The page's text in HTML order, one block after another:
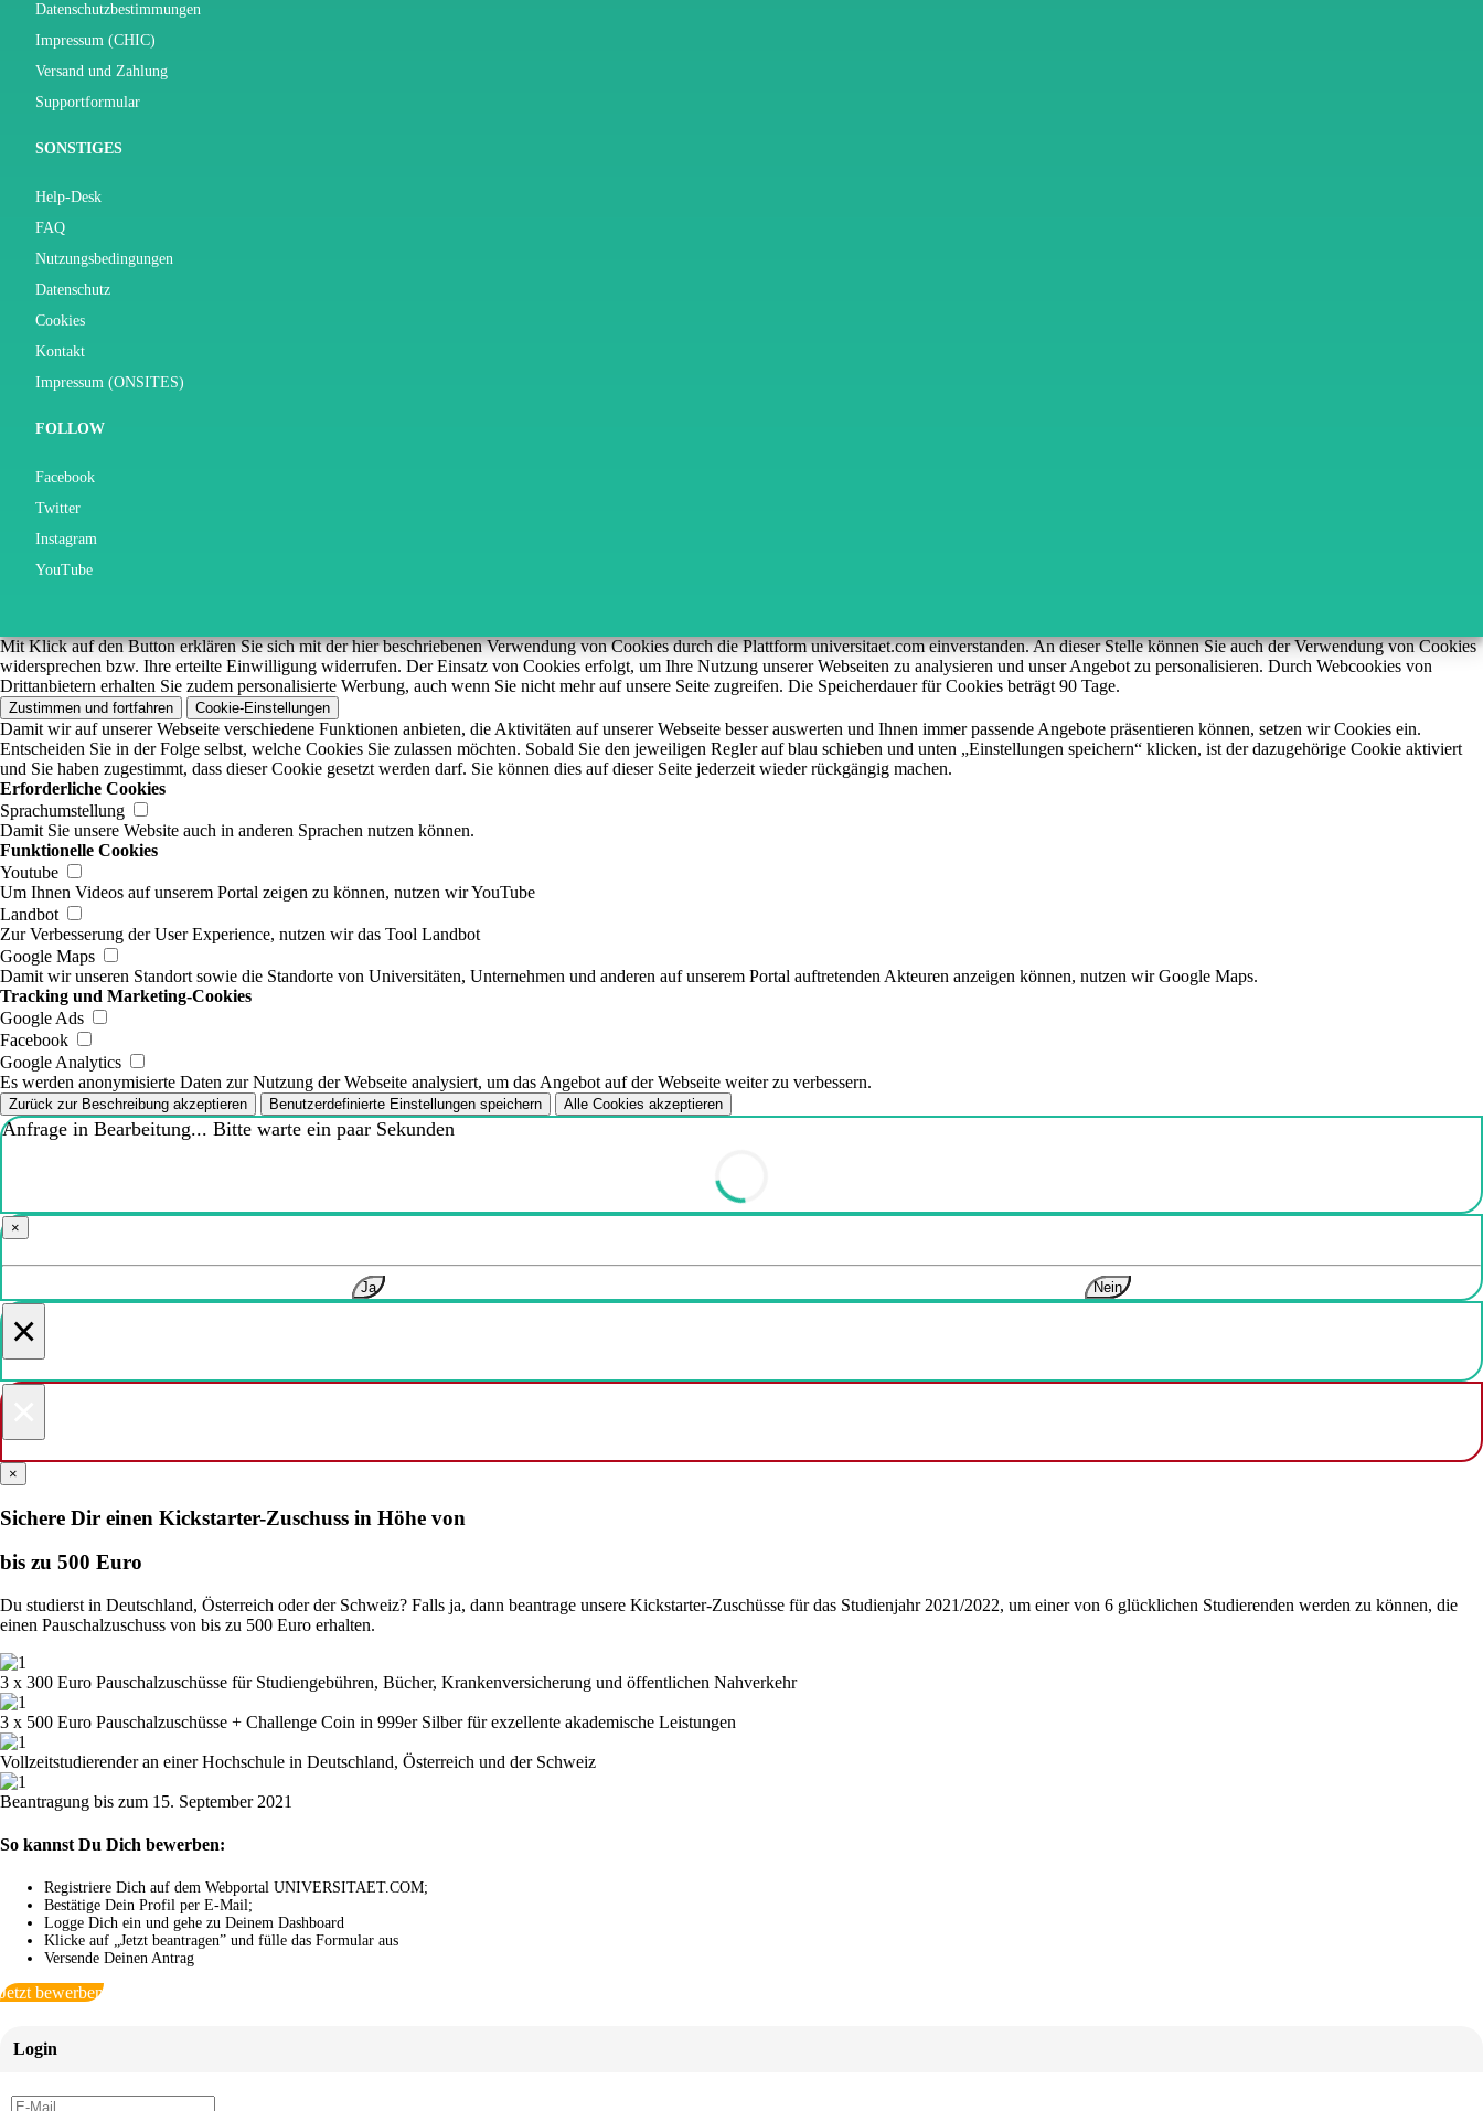
Datenschutzbestimmungen
Impressum (CHIC)
Versand und Zahlung
Supportformular
SONSTIGES
Help-Desk
FAQ
Nutzungsbedingungen
Datenschutz
Cookies
Kontakt
Impressum (ONSITES)
FOLLOW
Facebook
Twitter
Instagram
YouTube
Mit Klick auf den Button erklären Sie sich mit der hier beschriebenen Verwendung von Cookies durch die Plattform universitaet.com einverstanden. An dieser Stelle können Sie auch der Verwendung von Cookies
widersprechen bzw. Ihre erteilte Einwilligung widerrufen. Der Einsatz von Cookies erfolgt, um Ihre Nutzung unserer Webseiten zu analysieren und unser Angebot zu personalisieren. Durch Webcookies von
Drittanbietern erhalten Sie zudem personalisierte Werbung, auch wenn Sie nicht mehr auf unsere Seite zugreifen. Die Speicherdauer für Cookies beträgt 90 Tage.
Zustimmen und fortfahren Cookie-Einstellungen
Damit wir auf unserer Webseite verschiedene Funktionen anbieten, die Aktivitäten auf unserer Webseite besser auswerten und Ihnen immer passende Angebote präsentieren können, setzen wir Cookies ein.
Entscheiden Sie in der Folge selbst, welche Cookies Sie zulassen möchten. Sobald Sie den jeweiligen Regler auf blau schieben und unten „Einstellungen speichern“ klicken, ist der dazugehörige Cookie aktiviert
und Sie haben zugestimmt, dass dieser Cookie gesetzt werden darf. Sie können dies auf dieser Seite jederzeit wieder rückgängig machen.
Erforderliche Cookies
Sprachumstellung
Damit Sie unsere Website auch in anderen Sprachen nutzen können.
Funktionelle Cookies
Youtube
Um Ihnen Videos auf unserem Portal zeigen zu können, nutzen wir YouTube
Landbot
Zur Verbesserung der User Experience, nutzen wir das Tool Landbot
Google Maps
Damit wir unseren Standort sowie die Standorte von Universitäten, Unternehmen und anderen auf unserem Portal auftretenden Akteuren anzeigen können, nutzen wir Google Maps.
Tracking und Marketing-Cookies
Google Ads
Facebook
Google Analytics
Es werden anonymisierte Daten zur Nutzung der Webseite analysiert, um das Angebot auf der Webseite weiter zu verbessern.
Zurück zur Beschreibung akzeptieren Benutzerdefinierte Einstellungen speichern Alle Cookies akzeptieren
Anfrage in Bearbeitung... Bitte warte ein paar Sekunden
×
Ja Nein
×
×
Sichere Dir einen Kickstarter-Zuschuss in Höhe von
bis zu 500 Euro
Du studierst in Deutschland, Österreich oder der Schweiz? Falls ja, dann beantrage unsere Kickstarter-Zuschüsse für das Studienjahr 2021/2022, um einer von 6 glücklichen Studierenden werden zu können, die
einen Pauschalzuschuss von bis zu 500 Euro erhalten.
3 x 300 Euro Pauschalzuschüsse für Studiengebühren, Bücher, Krankenversicherung und öffentlichen Nahverkehr
3 x 500 Euro Pauschalzuschüsse + Challenge Coin in 999er Silber für exzellente akademische Leistungen
Vollzeitstudierender an einer Hochschule in Deutschland, Österreich und der Schweiz
Beantragung bis zum 15. September 2021
So kannst Du Dich bewerben:
Registriere Dich auf dem Webportal UNIVERSITAET.COM;
Bestätige Dein Profil per E-Mail;
Logge Dich ein und gehe zu Deinem Dashboard
Klicke auf „Jetzt beantragen” und fülle das Formular aus
Versende Deinen Antrag
Jetzt bewerben
Login